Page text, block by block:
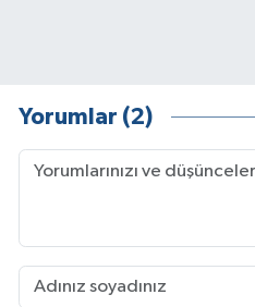
Yorumlar (2)